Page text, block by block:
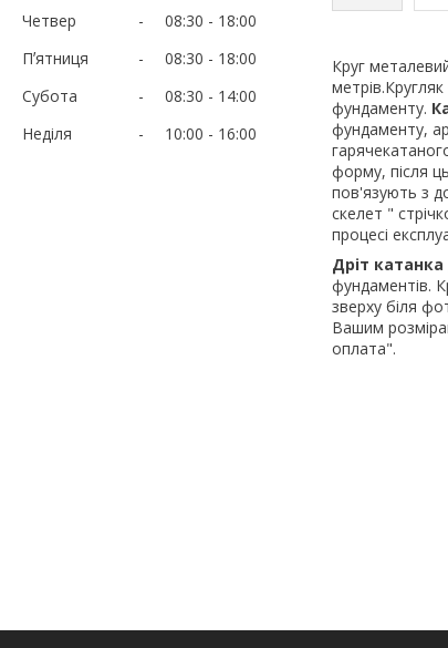
Четвер
08:30
18:00
Пʼятниця
08:30
18:00
Субота
08:30
14:00
Неділя
10:00 16:00
Круг
фундаменту.
фундаменту,
форму, після
пов'язують з
скелет "
процесі
Дріт катанка
фундаментів.
зверху біля
Вашим
оплата".